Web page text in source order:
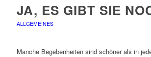
JA, ES GIBT SIE
ALLGEMEINES
Manche Begebenheiten sind schöner als in